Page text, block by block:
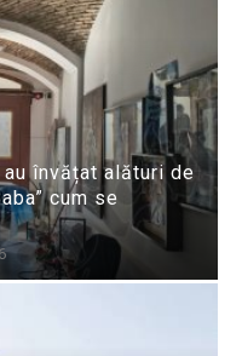
au învățat alături de
cum se